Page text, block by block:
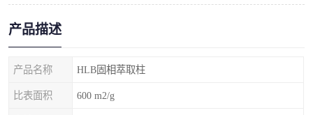
产品描述
产品名称 HLB固相萃取柱
比表面积 600 m2/g